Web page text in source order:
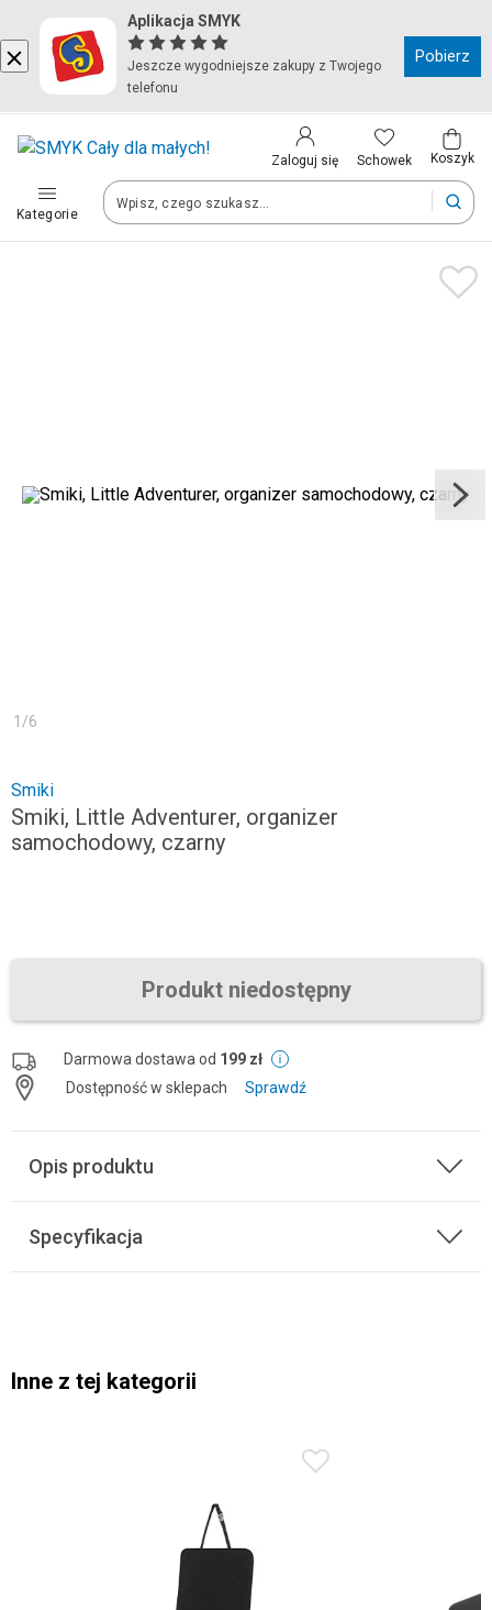
Aplikacja SMYK
Jeszcze wygodniejsze zakupy z Twojego
telefonu
Pobierz
Zaloguj się Schowek Koszyk
Kategorie
Kraj i język
Polska (Poland)
Twoje zamówienia dostarczymy na teren wybranego kraju.
Zapisz
1 /6
Smiki
Smiki, Little Adventurer, organizer
samochodowy, czarny
Produkt niedostępny
Darmowa dostawa od 199 zł
Dostępność w sklepach
Sprawdź
Opis produktu
Specyfikacja
Inne z tej kategorii